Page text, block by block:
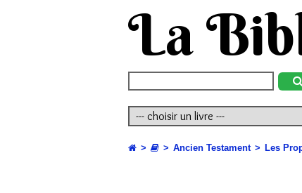
La
Ancien Testament Les